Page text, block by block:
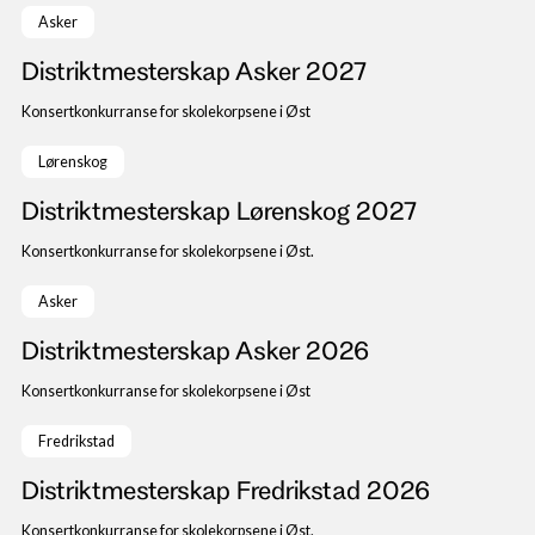
Asker
Distriktmesterskap Asker 2027
Konsertkonkurranse for skolekorpsene i Øst
10. til 11. april 2027
Lørenskog
Distriktmesterskap Lørenskog 2027
Konsertkonkurranse for skolekorpsene i Øst.
19. april 2026
Asker
Distriktmesterskap Asker 2026
Konsertkonkurranse for skolekorpsene i Øst
7. mars 2026
Fredrikstad
Distriktmesterskap Fredrikstad 2026
Konsertkonkurranse for skolekorpsene i Øst.
forsvarets musikk
Janitsjar
Konsertbiletter
korps
Kurs
Landsmøte
Mal
Marsjering
Musikkutstyr